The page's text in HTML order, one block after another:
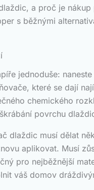
a proč je
s běžnými
jednoduše:
které se dají
chemického
povrchu
dlaždic musí dělat
aplikovat. Musí
pro nejběžnější
váš domov